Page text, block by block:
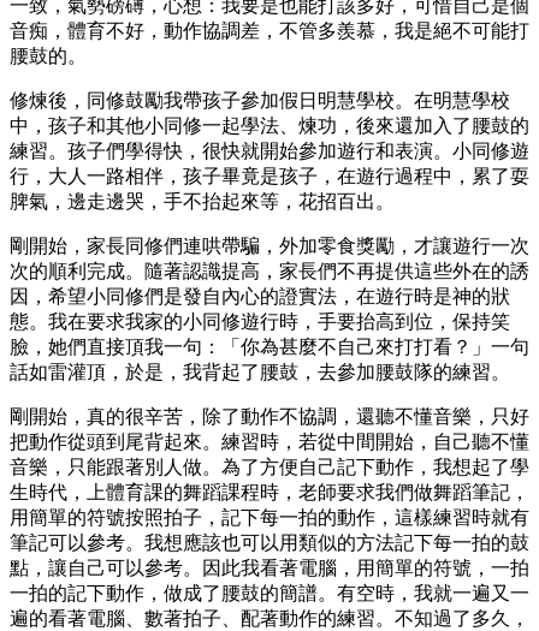
一致，氣勢磅礡，心想：我要是也能打該多好，可惜自己是個
音痴，體育不好，動作協調差，不管多羨慕，我是絕不可能打
腰鼓的。
修煉後，同修鼓勵我帶孩子參加假日明慧學校。在明慧學校
中，孩子和其他小同修一起學法、煉功，後來還加入了腰鼓的
練習。孩子們學得快，很快就開始參加遊行和表演。小同修遊
行，大人一路相伴，孩子畢竟是孩子，在遊行過程中，累了耍
脾氣，邊走邊哭，手不抬起來等，花招百出。
剛開始，家長同修們連哄帶騙，外加零食獎勵，才讓遊行一次
次的順利完成。隨著認識提高，家長們不再提供這些外在的誘
因，希望小同修們是發自內心的證實法，在遊行時是神的狀
態。我在要求我家的小同修遊行時，手要抬高到位，保持笑
臉，她們直接頂我一句：「你為甚麼不自己來打打看？」一句
話如雷灌頂，於是，我背起了腰鼓，去參加腰鼓隊的練習。
剛開始，真的很辛苦，除了動作不協調，還聽不懂音樂，只好
把動作從頭到尾背起來。練習時，若從中間開始，自己聽不懂
音樂，只能跟著別人做。為了方便自己記下動作，我想起了學
生時代，上體育課的舞蹈課程時，老師要求我們做舞蹈筆記，
用簡單的符號按照拍子，記下每一拍的動作，這樣練習時就有
筆記可以參考。我想應該也可以用類似的方法記下每一拍的鼓
點，讓自己可以參考。因此我看著電腦，用簡單的符號，一拍
一拍的記下動作，做成了腰鼓的簡譜。有空時，我就一遍又一
遍的看著電腦、數著拍子、配著動作的練習。不知過了多久，